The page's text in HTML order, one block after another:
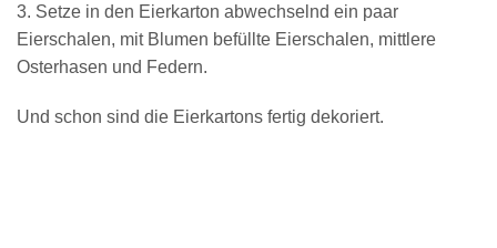
3. Setze in den Eierkarton abwechselnd ein paar
Eierschalen, mit Blumen befüllte Eierschalen, mittlere
Osterhasen und Federn.
Und schon sind die Eierkartons fertig dekoriert.